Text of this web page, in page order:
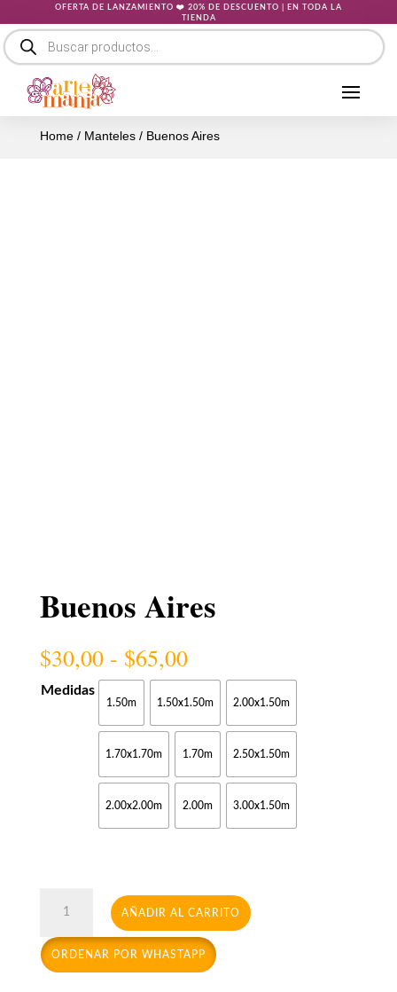
OFERTA DE LANZAMIENTO ❤️ 20% DE DESCUENTO | EN TODA LA
TIENDA
Búsqueda
productos
Home/ Manteles/ Buenos Aires
Buenos Aires
$30,00 - $65,00Rango
de
precios:
desde
$30,00
hasta
$65,00
Medidas
1.50m 1.50x1.50m 2.00x1.50m
1.70x1.70m 1.70m 2.50x1.50m
2.00x2.00m 2.00m 3.00x1.50m
Aires
cantidad
AÑADIR AL CARRITO
ORDENAR POR WHASTAPP